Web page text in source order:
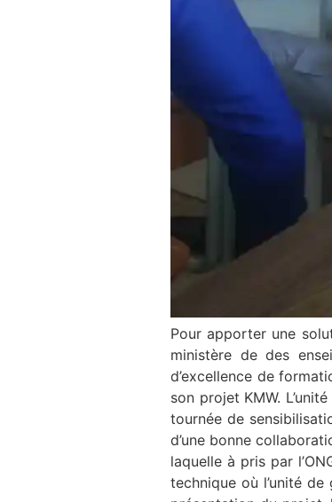
Pour apporter une
ministère de des
d’excellence de
son projet KMW.
tournée de
d’une bonne
laquelle à pris par
technique où l’unité